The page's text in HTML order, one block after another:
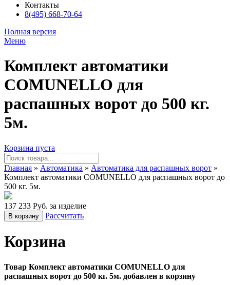
Контакты
8(495) 668-70-64
Полная версия
Меню
Комплект автоматики
COMUNELLO для
распашных ворот до 500 кг.
5м.
Корзина пуста
Главная » Автоматика » Автоматика для распашных ворот »
Комплект автоматики COMUNELLO для распашных ворот до
500 кг. 5м.
137 233 Руб. за изделие
В корзину Рассчитать
Корзина
Товар Комплект автоматики COMUNELLO для
распашных ворот до 500 кг. 5м. добавлен в корзину